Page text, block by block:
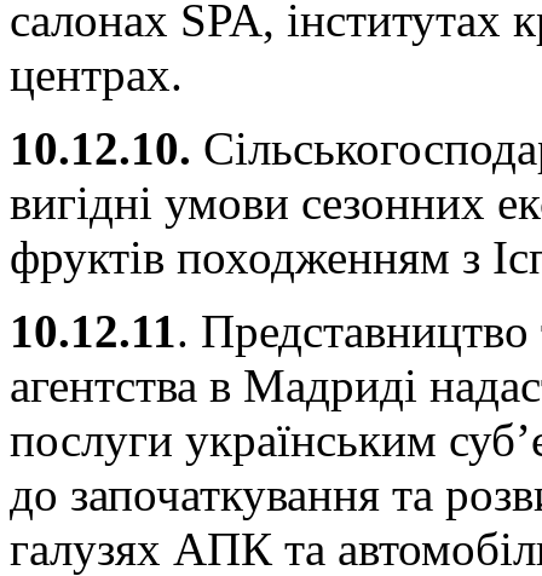
салонах SPA, інститутах
центрах.
10.12.10.
вигідні умови сезонних
фруктів походженням з
10.12.11. Представництво
агентства в Мадриді
послуги українським
до започаткування та
галузях АПК та